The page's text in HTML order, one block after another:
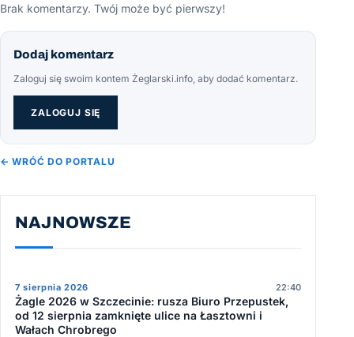
Brak komentarzy. Twój może być pierwszy!
Dodaj komentarz
Zaloguj się swoim kontem Żeglarski.info, aby dodać komentarz.
ZALOGUJ SIĘ
← WRÓĆ DO PORTALU
NAJNOWSZE
7 sierpnia 2026 22:40
Żagle 2026 w Szczecinie: rusza Biuro Przepustek,
od 12 sierpnia zamknięte ulice na Łasztowni i
Wałach Chrobrego